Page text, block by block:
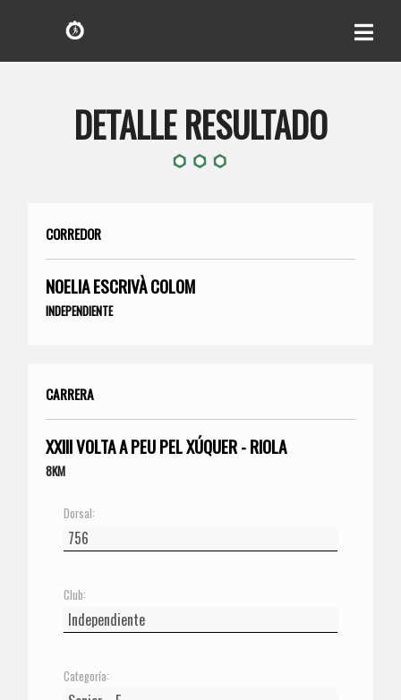
DETALLE RESULTADO
CORREDOR
NOELIA ESCRIVÀ COLOM
INDEPENDIENTE
CARRERA
XXIII VOLTA A PEU PEL XÚQUER - RIOLA
8KM
Dorsal:
Club:
Categoría: